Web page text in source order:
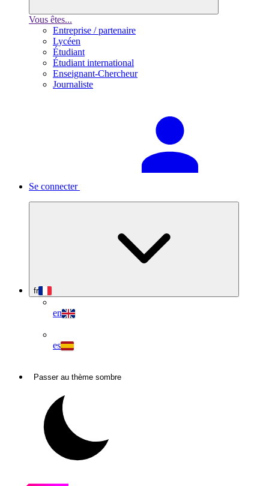
Vous êtes...
Entreprise / partenaire
Lycéen
Étudiant
Étudiant international
Enseignant-Chercheur
Journaliste
Se connecter
fr
en
es
Passer au thème sombre